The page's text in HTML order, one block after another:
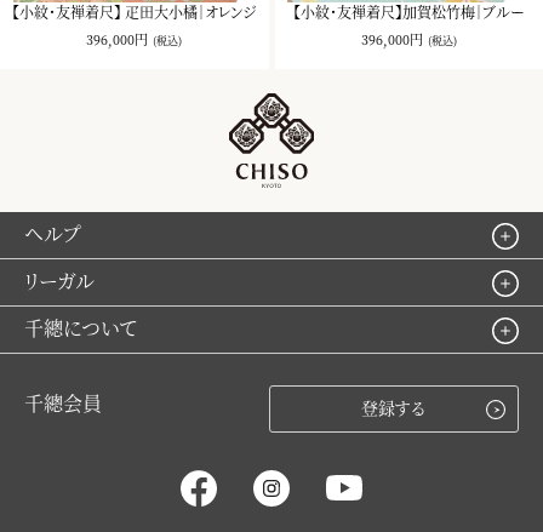
【小紋・友禅着尺】 疋田大小橘｜オレンジ
396,000円 (税込)
【小紋・友禅着尺】加賀松竹梅｜ブルー
396,000円 (税込)
ヘルプ
リーガル
千總について
千總会員 登録する